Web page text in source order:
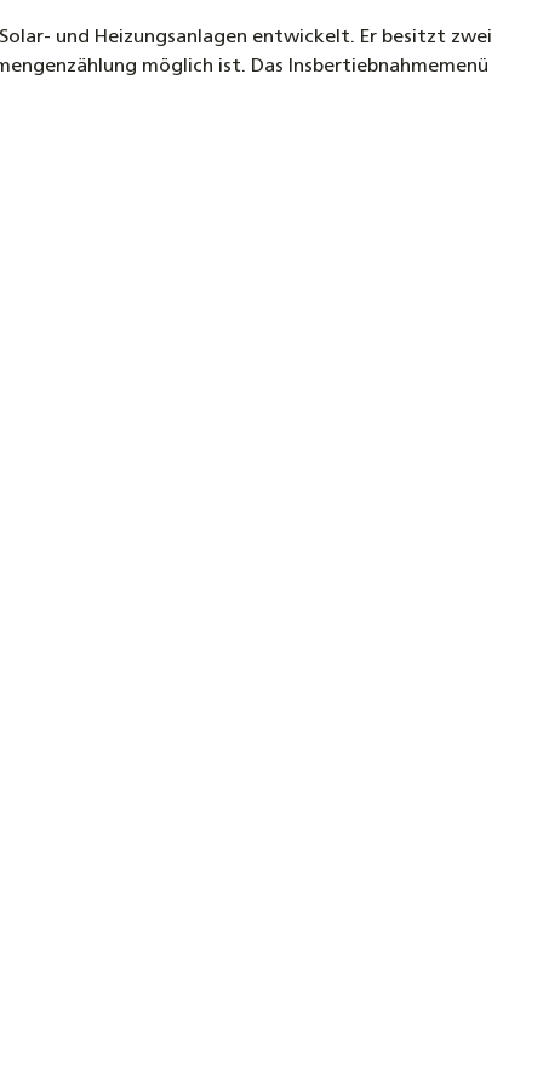
und Heizungsanlagen entwickelt. Er besitzt zwei
möglich ist. Das Insbertiebnahmemenü